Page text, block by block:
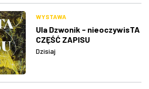
WYSTAWA
Ula Dzwonik - nieoczywisTA
CZĘŚĆ ZAPISU
Dzisiaj